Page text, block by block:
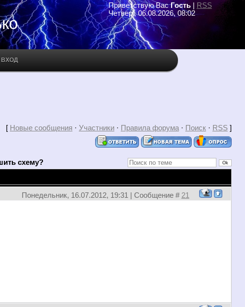
Приветствую Вас Гость|
RSS
Четверг, 06.08.2026, 08:02
ВХОД
[ Новые сообщения · Участники· Правила форума· Поиск· RSS]
схему?
Понедельник, 16.07.2012, 19:31 | Сообщение # 21